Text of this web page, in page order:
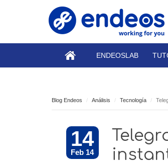
ENDEOSLAB
Blog Endeos Análisis Tecnología
14
Feb 14